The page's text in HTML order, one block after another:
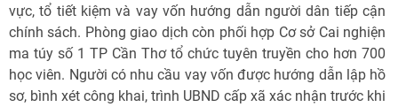
vực, tổ tiết kiệm và vay vốn hướng dẫn người dân tiếp cận
chính sách. Phòng giao dịch còn phối hợp Cơ sở Cai nghiện
ma túy số 1 TP Cần Thơ tổ chức tuyên truyền cho hơn 700
học viên. Người có nhu cầu vay vốn được hướng dẫn lập hồ
sơ, bình xét công khai, trình UBND cấp xã xác nhận trước khi